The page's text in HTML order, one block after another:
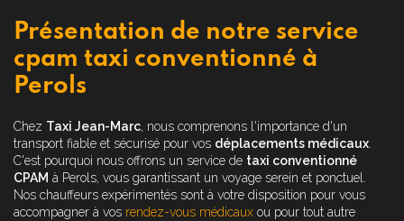
Présentation de notre service
cpam taxi conventionné à
Perols
Chez Taxi Jean-Marc, nous comprenons l'importance d'un
transport fiable et sécurisé pour vos déplacements médicaux
C'est pourquoi nous offrons un service de taxi conventionné
CPAM à Perols, vous garantissant un voyage serein et ponctuel.
Nos chauffeurs expérimentés sont à votre disposition pour vous
accompagner à vos rendez-vous médicaux ou pour tout autre